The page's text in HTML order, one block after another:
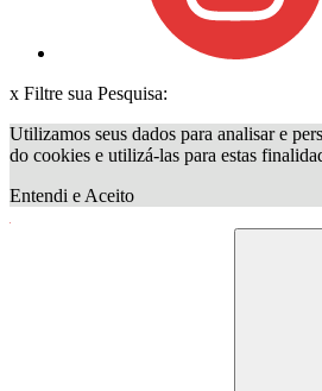
x Filtre sua Pesquisa:
Utilizamos seus dados para analisar e
do cookies e utilizá-las para estas
Entendi e Aceito